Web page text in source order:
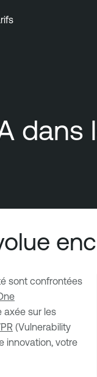
dans
sont confrontées
axée sur les
(Vulnerability
innovation, votre